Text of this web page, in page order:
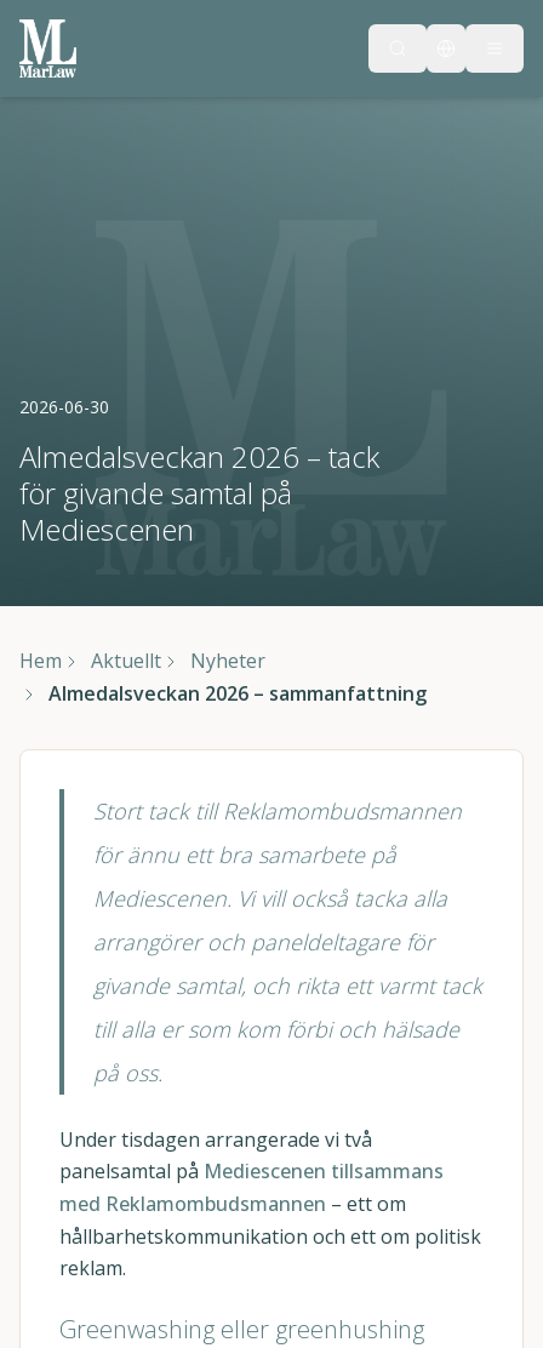
2026-06-30
Almedalsveckan 2026 – tack
för givande samtal på
Mediescenen
Hem Aktuellt
Nyheter
Almedalsveckan 2026 – sammanfattning
Stort tack till Reklamombudsmannen
för ännu ett bra samarbete på
Mediescenen. Vi vill också tacka alla
arrangörer och paneldeltagare för
givande samtal, och rikta ett varmt tack
till alla er som kom förbi och hälsade
på oss.
Under tisdagen arrangerade vi två
panelsamtal på Mediescenen tillsammans
med Reklamombudsmannen – ett om
hållbarhetskommunikation och ett om politisk
reklam.
Greenwashing eller greenhushing